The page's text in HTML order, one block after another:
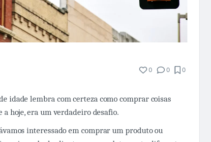
0 0 0
idade lembra com certeza como comprar coisas
hoje, era um verdadeiro desafio.
interessado em comprar um produto ou